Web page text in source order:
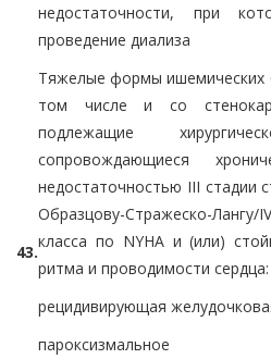
недостаточности, при
проведение диализа
43.
Тяжелые формы ишемических
том числе и со
подлежащие
сопровождающиеся
недостаточностью III стадии
Образцову-Стражеско-Лангу/
класса по NYHA и (или)
ритма и проводимости сердца:
рецидивирующая
пароксизмальное